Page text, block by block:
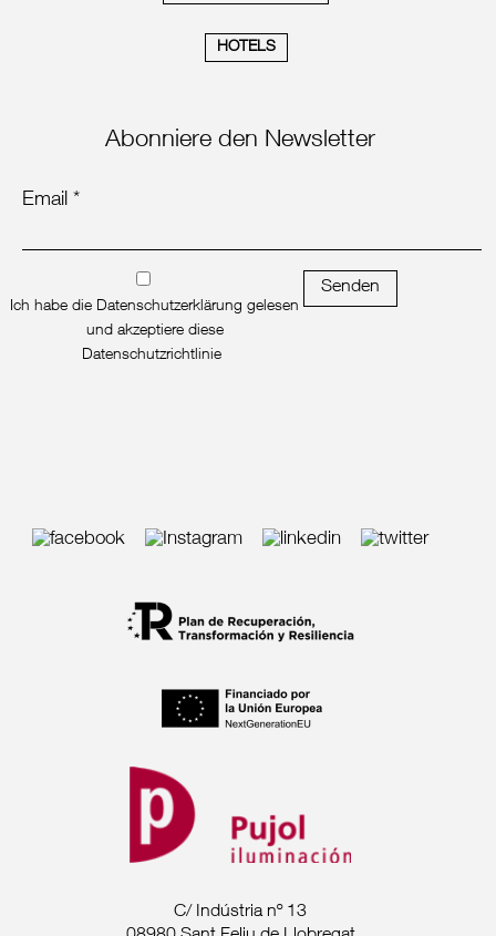
HOTELS
Abonniere den Newsletter
Email *
Ich habe die Datenschutzerklärung gelesen
und akzeptiere diese
Datenschutzrichtlinie
Senden
C/ Indústria nº 13